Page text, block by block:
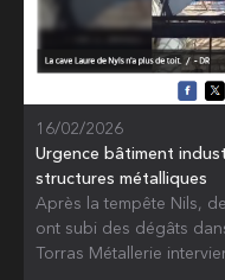
16/02/2026
Urgence bâtiment
structures métalliques
Après la tempête Nils,
ont subi des dégâts
Torras Métallerie